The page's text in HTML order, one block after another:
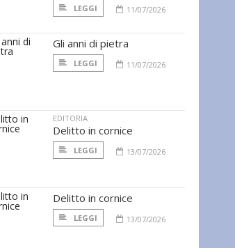
LEGGI 11/07/2026
Gli anni di pietra
LEGGI 11/07/2026
EDITORIA
Delitto in cornice
LEGGI 13/07/2026
Delitto in cornice
LEGGI 13/07/2026